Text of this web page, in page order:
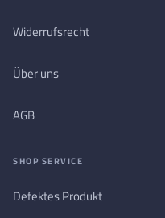
Widerrufsrecht
Über uns
AGB
SHOP SERVICE
Defektes Produkt